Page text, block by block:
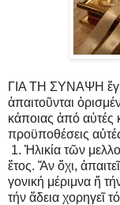
ΓΙΑ ΤΗ ΣΥΝΑΨΗ
ἀπαιτοῦνται
κάποιας ἀπό αὐτές
προϋποθέσεις αὐτές
1. Ἡλικία τῶν
ἔτος. Ἄν ὄχι,
γονική μέριμνα ἤ
τήν ἄδεια χορηγεῖ